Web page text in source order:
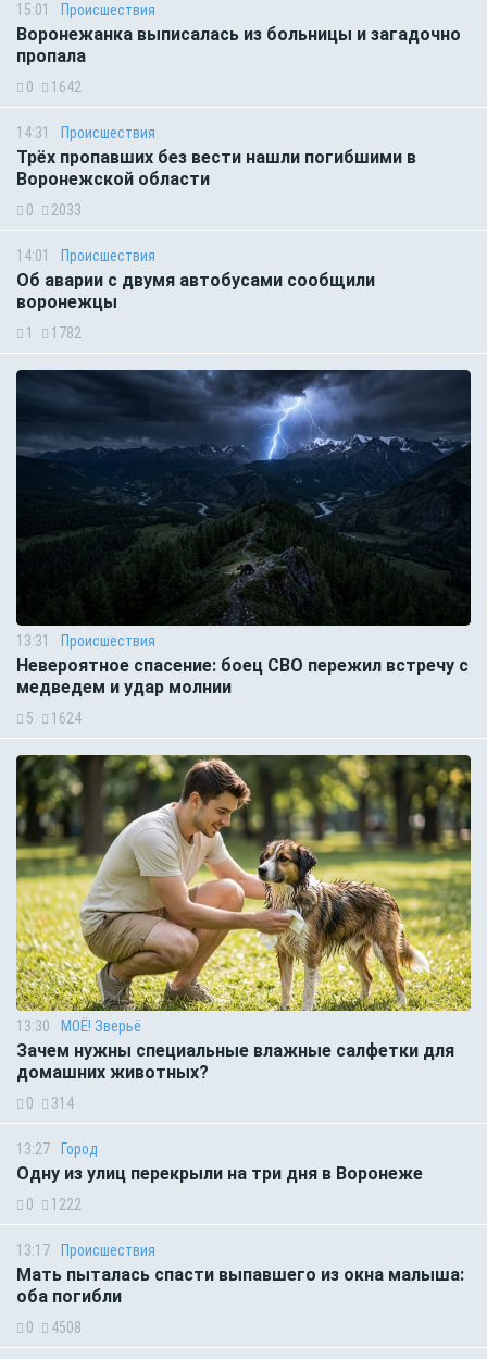
15:01 Происшествия
Воронежанка выписалась из больницы и загадочно
пропала
0 1642
14:31 Происшествия
Трёх пропавших без вести нашли погибшими в
Воронежской области
0 2033
14:01 Происшествия
Об аварии с двумя автобусами сообщили
воронежцы
1 1782
13:31 Происшествия
Невероятное спасение: боец СВО пережил встречу с
медведем и удар молнии
5 1624
13:30 МОЁ! Зверьё
Зачем нужны специальные влажные салфетки для
домашних животных?
0 314
13:27 Город
Одну из улиц перекрыли на три дня в Воронеже
0 1222
13:17 Происшествия
Мать пыталась спасти выпавшего из окна малыша:
оба погибли
0 4508